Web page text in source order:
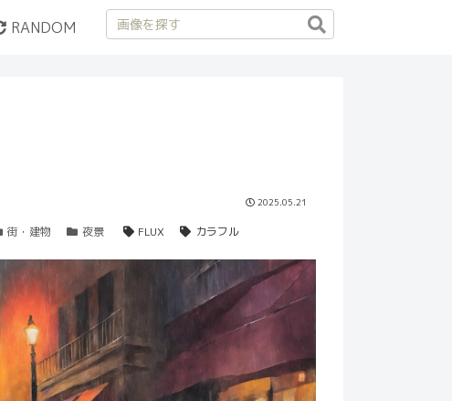
RANDOM
2025.05.21
街・建物 夜景 FLUX カラフル